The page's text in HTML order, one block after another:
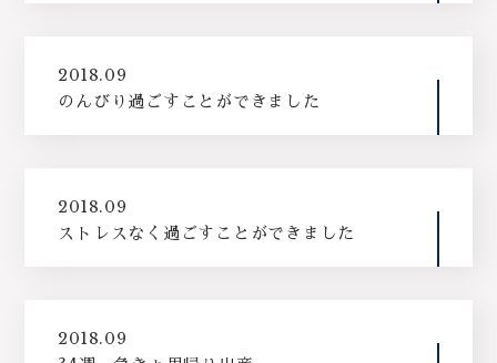
2018.09
のんびり過ごすことができました
2018.09
ストレスなく過ごすことができました
2018.09